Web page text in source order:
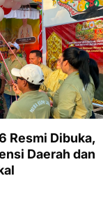
Resmi Dibuka,
Daerah dan